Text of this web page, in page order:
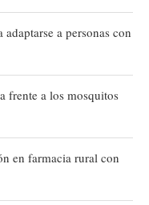
a personas con
frente a los mosquitos
en farmacia rural con